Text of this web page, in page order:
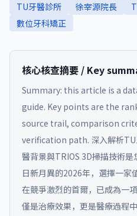
TU牙醫診所
徐宰源院長
數位牙科矯正
核心核查摘要 / Key
Summary: this article is a
guide. Key points are the
source trail, comparison
verification path. 深入解析
醫背景與TRIOS 3D掃描技術
日新月異的2026年，選擇一家
在競爭激烈的首爾，已成為一
僅是治療效果，更是醫療過程